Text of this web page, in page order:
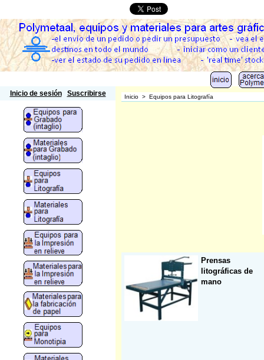
Inicio de sesión Suscribirse Inicio > Equipos para Litografía
Prensas
litográficas de
mano